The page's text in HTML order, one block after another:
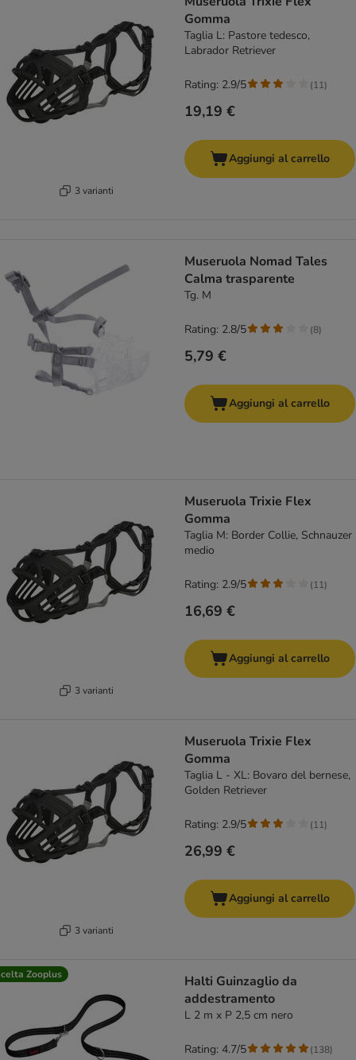
3 varianti
Gomma
Taglia L: Pastore tedesco,
Labrador Retriever
19,19 €
Rating: 2.9/5 (11)
Aggiungi al carrello
Museruola Nomad Tales
Calma trasparente
Tg. M
5,79 €
Rating: 2.8/5 (8)
Aggiungi al carrello
3 varianti
Museruola Trixie Flex
Gomma
Taglia M: Border Collie, Schnauzer
medio
16,69 €
Rating: 2.9/5 (11)
Aggiungi al carrello
3 varianti
Museruola Trixie Flex
Gomma
Taglia L - XL: Bovaro del bernese,
Golden Retriever
26,99 €
Rating: 2.9/5 (11)
Aggiungi al carrello
Zooplus
Halti Guinzaglio da
addestramento
L 2 m x P 2,5 cm nero
Rating: 4.7/5 (138)